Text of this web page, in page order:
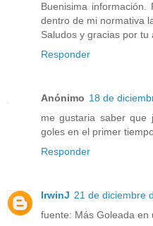
Buenisima
dentro de mi normativa
Saludos y gracias por tu
Responder
Anónimo 18 de
me gustaria saber que
goles en el primer
Responder
IrwinJ 21 de diciembre
fuente: Más Goleada en